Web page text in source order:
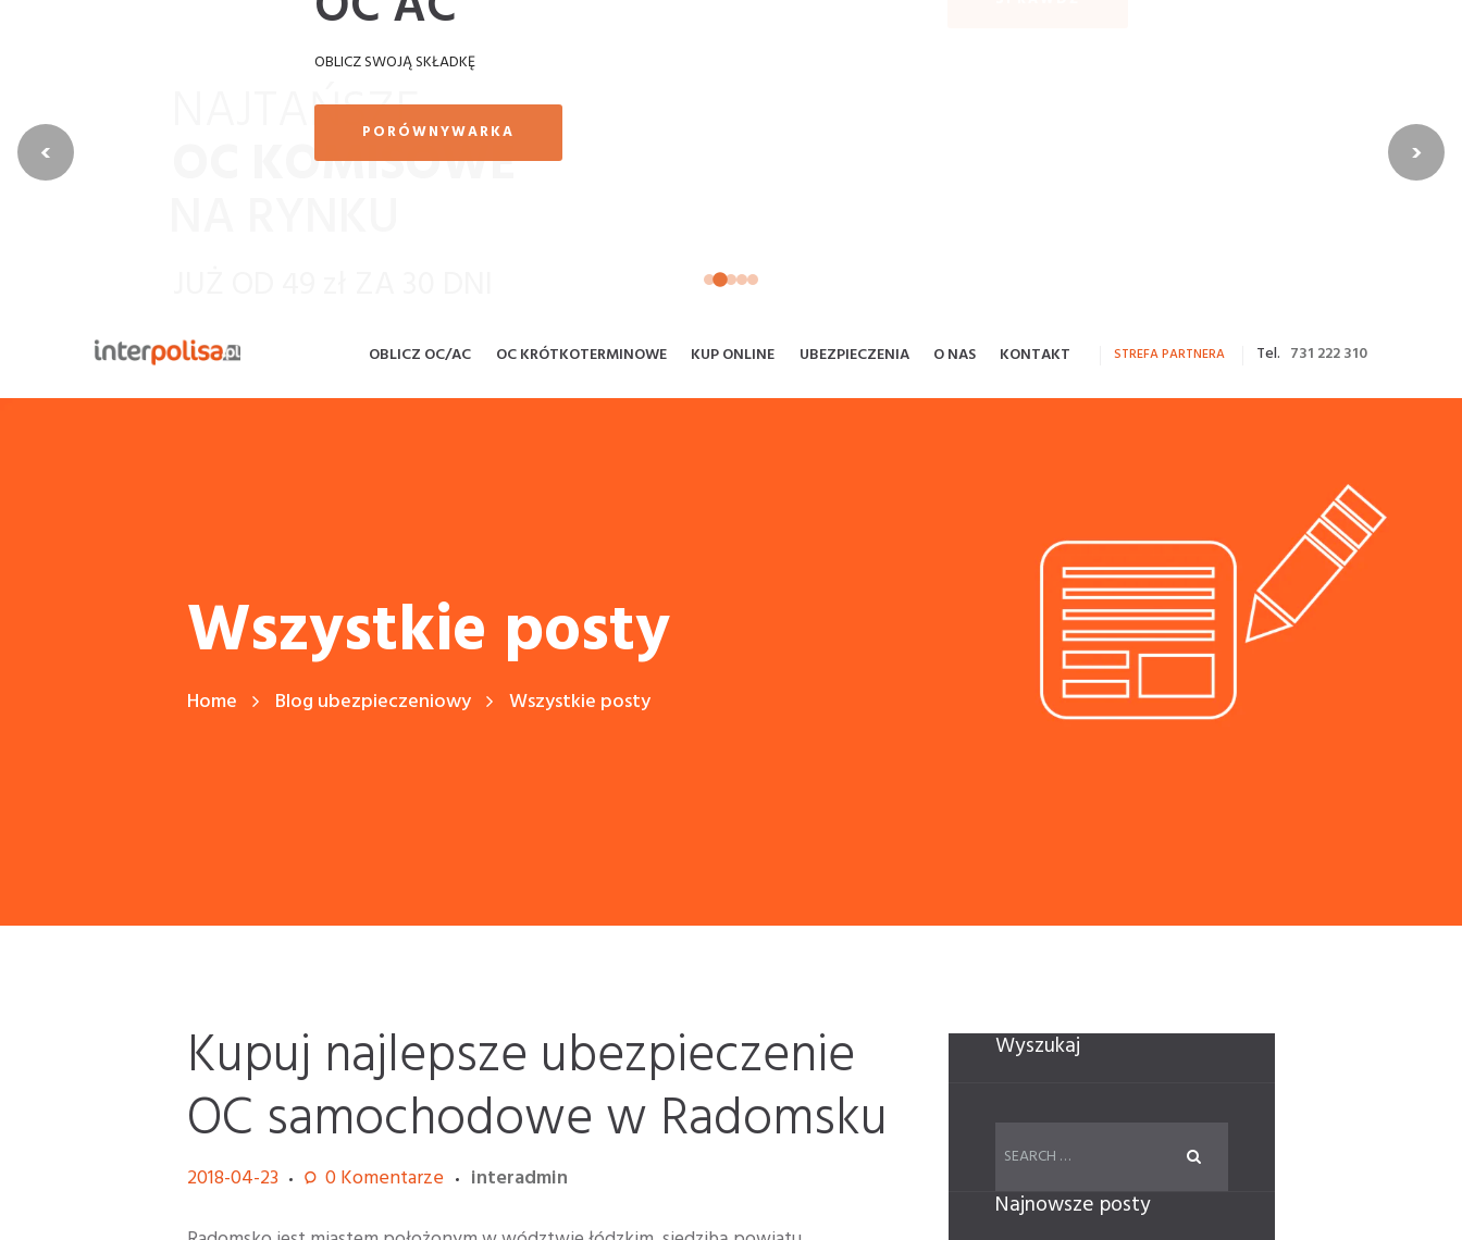
OBLICZ SWOJĄ SKŁADKĘ
PORÓWNYWARKA
‹ ›
OBLICZ OC/AC OC KRÓTKOTERMINOWE KUP ONLINE UBEZPIECZENIA O NAS KONTAKT Tel. 731 222 310
STREFA PARTNERA
Wszystkie posty
Home Blog ubezpieczeniowy Wszystkie posty
Kupuj najlepsze ubezpieczenie
OC samochodowe w Radomsku
2018-04-23 0Komentarze
interadmin
Wyszukaj
Najnowsze posty